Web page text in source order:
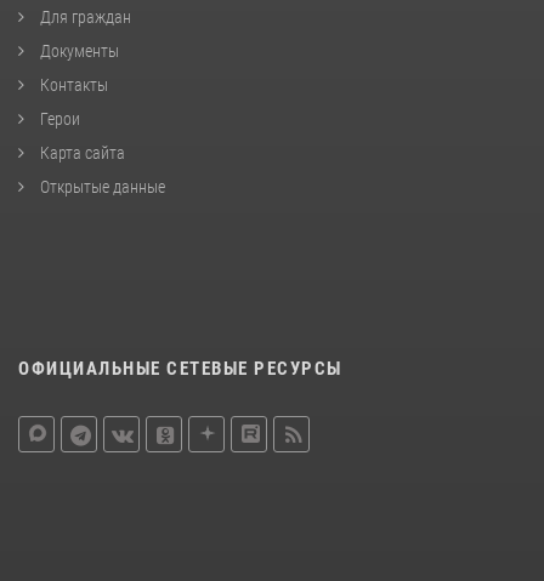
Для граждан
Документы
Контакты
Герои
Карта сайта
Открытые данные
ОФИЦИАЛЬНЫЕ СЕТЕВЫЕ РЕСУРСЫ